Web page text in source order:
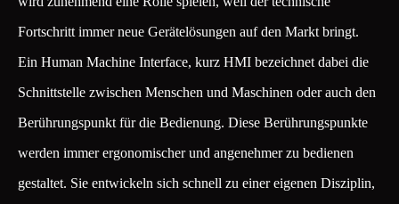
Fortschritt immer neue Gerätelösungen auf den Markt bringt.
Ein Human Machine Interface, kurz HMI bezeichnet dabei die
Schnittstelle zwischen Menschen und Maschinen oder auch den
Berührungspunkt für die Bedienung. Diese Berührungspunkte
werden immer ergonomischer und angenehmer zu bedienen
gestaltet. Sie entwickeln sich schnell zu einer eigenen Disziplin,